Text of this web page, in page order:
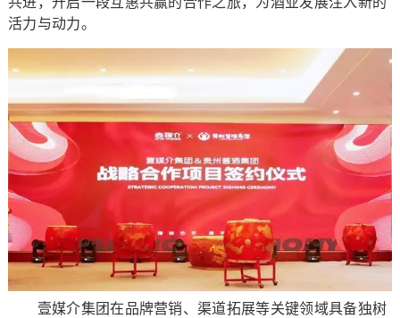
活力与动力。
壹媒介集团在品牌营销、渠道拓展等关键领域具备独树